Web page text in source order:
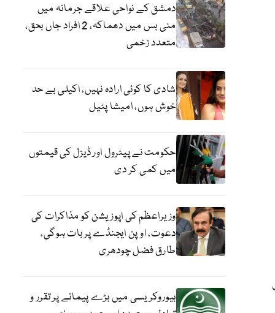
دمشق کے نواحی علاقے جرمانہ میں
منی بس میں دھماکہ، 2 افراد جاں بحق،
متعدد زخمی
شادی کا کوئی ارادہ نہیں، اکیلی بے حد
خوش ہوں، امیشا پٹیل
حکومت نے پیٹرول اور ڈیزل کی قیمتوں
میں کمی کر دی
وزیراعظم کی اپوزیشن کو مذاکرات کی
دعوت، اوپن ایجنڈے پر بات ہوگی،
طارق فضل چودھری
بیوروکریسی میں بڑے پیمانے پر تقرر و